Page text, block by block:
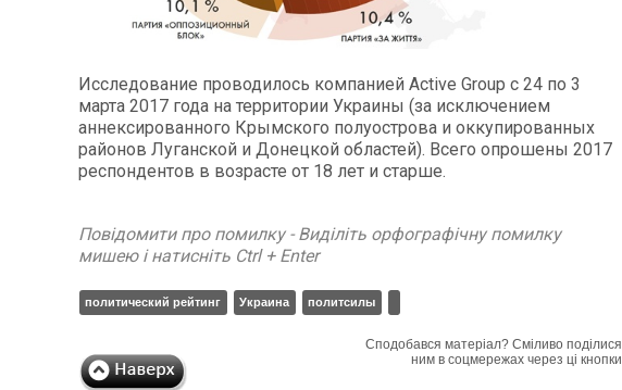
Исследование проводилось компанией Active Group с 24 по 3
марта 2017 года на территории Украины (за исключением
аннексированного Крымского полуострова и оккупированных
районов Луганской и Донецкой областей). Всего опрошены 2017
респондентов в возрасте от 18 лет и старше.
Повідомити про помилку - Виділіть орфографічну помилку
мишею і натисніть Ctrl + Enter
политический рейтинг Украина политсилы
Сподобався матеріал? Сміливо поділися
ним в соцмережах через ці кнопки